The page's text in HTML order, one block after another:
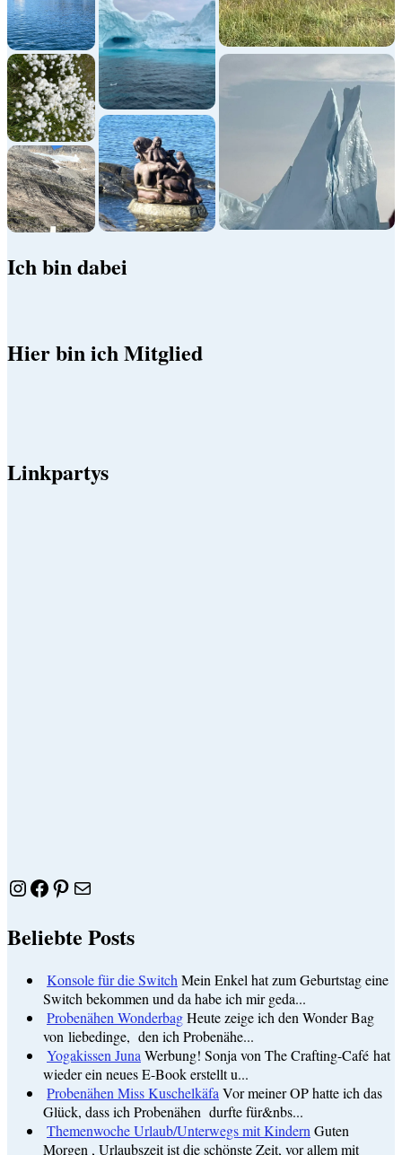
Ich bin dabei
Hier bin ich Mitglied
Linkpartys
Instagram
Facebook
Pinterest
E-Mail
Beliebte Posts
Konsole für die Switch Mein Enkel hat zum Geburtstag eine
Switch bekommen und da habe ich mir geda...
Probenähen WonderbagHeute zeige ich den Wonder Bag
von liebedinge, den ich Probenähe...
Yogakissen Juna Werbung! Sonja von The Crafting-Café hat
wieder ein neues E-Book erstellt u...
Probenähen Miss Kuschelkäfa Vor meiner OP hatte ich das
Glück, dass ich Probenähen durfte für&nbs...
Themenwoche Urlaub/Unterwegs mit Kindern Guten
Morgen , Urlaubszeit ist die schönste Zeit, vor allem mit